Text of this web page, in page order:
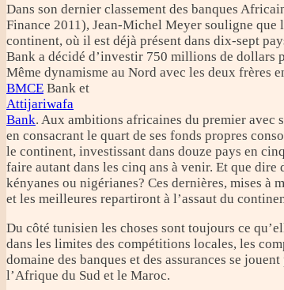
Dans son dernier classement des banques
Finance 2011), Jean-Michel Meyer souligne que
continent, où il est déjà présent dans dix-sept
Bank a décidé d’investir 750 millions de dollars
Même dynamisme au Nord avec les deux frères
BMCE Bank et
Attijariwafa
Bank. Aux ambitions africaines du premier avec
en consacrant le quart de ses fonds propres
le continent, investissant dans douze pays en
faire autant dans les cinq ans à venir. Et que dire
kényanes ou nigérianes? Ces dernières, mises à
et les meilleures repartiront à l’assaut du
Du côté tunisien les choses sont toujours ce
dans les limites des compétitions locales, les
domaine des banques et des assurances se
l’Afrique du Sud et le Maroc.